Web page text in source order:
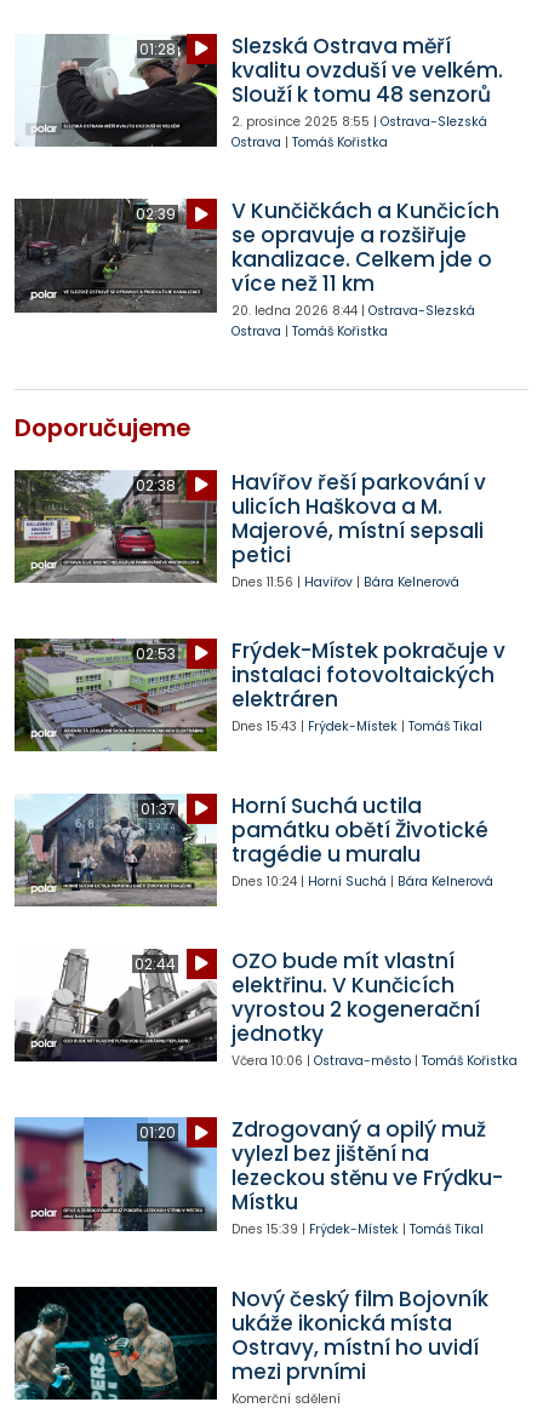
01:28
Slezská Ostrava měří
kvalitu ovzduší ve velkém.
Slouží k tomu 48 senzorů
2. prosince 2025 8:55 | Ostrava-Slezská
Ostrava | Tomáš Kořistka
02:39
V Kunčičkách a Kunčicích
se opravuje a rozšiřuje
kanalizace. Celkem jde o
více než 11 km
20. ledna 2026 8:44| Ostrava-Slezská
Ostrava | Tomáš Kořistka
Doporučujeme
02:38
Havířov řeší parkování v
ulicích Haškova a M.
Majerové, místní sepsali
petici
Dnes 11:56 | Havířov| Bára Kelnerová
02:53
Frýdek-Místek pokračuje v
instalaci fotovoltaických
elektráren
Dnes 15:43 | Frýdek-Místek| Tomáš Tikal
01:37
Horní Suchá uctila
památku obětí Životické
tragédie u muralu
Dnes 10:24| Horní Suchá | Bára Kelnerová
02:44
OZO bude mít vlastní
elektřinu. V Kunčicích
vyrostou 2 kogenerační
jednotky
Včera 10:06 | Ostrava-město| Tomáš Kořistka
01:20
Zdrogovaný a opilý muž
vylezl bez jištění na
lezeckou stěnu ve Frýdku-
Místku
Dnes 15:39 | Frýdek-Místek| Tomáš Tikal
Nový český film Bojovník
ukáže ikonická místa
Ostravy, místní ho uvidí
mezi prvními
Komerční sdělení